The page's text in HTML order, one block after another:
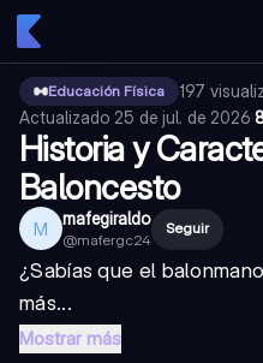
Educación Física 197
Actualizado 25 de jul. de 2026·
Historia y
Baloncesto
M mafegiraldo
@mafergc24
Seguir
¿Sabías que el
más...
Mostrar más